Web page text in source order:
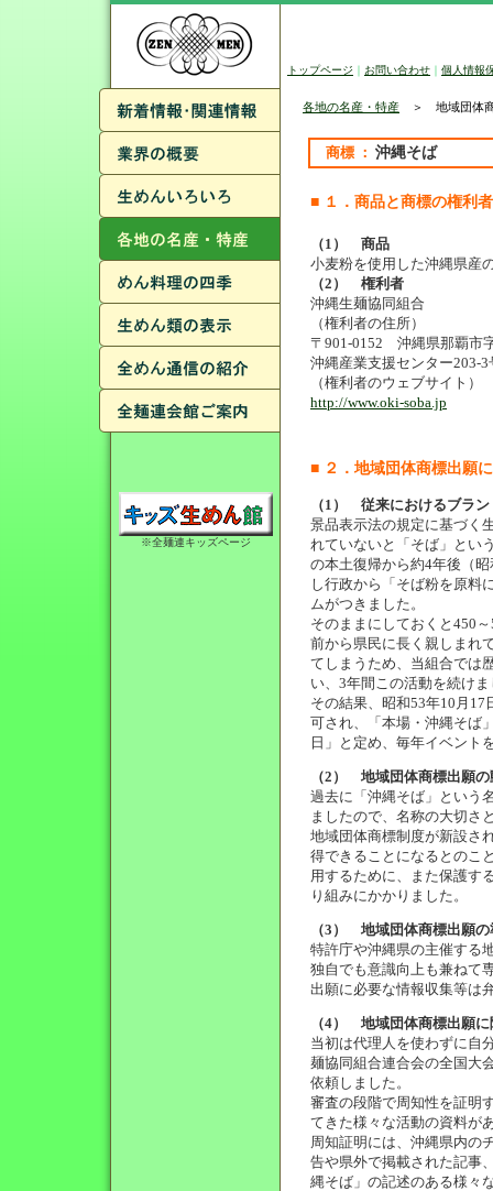
※全麺連キッズページ
トップページ ｜ お問い合わせ ｜ 個人情報
各地の名産・特産 ＞ 地域団体商
商標 ： 沖縄そば
■ １．商品と商標の権利者
（1） 商品
小麦粉を使用した沖縄県産
（2） 権利者
沖縄生麺協同組合
（権利者の住所）
〒901-0152 沖縄県那覇市
沖縄産業支援センター203-3
（権利者のウェブサイト）
http://www.oki-soba.jp
■ ２．地域団体商標出願
（1） 従来におけるブラ
景品表示法の規定に基づく
れていないと「そば」とい
の本土復帰から約4年後（
し行政から「そば粉を原料
ムがつきました。
そのままにしておくと450
前から県民に長く親しまれ
てしまうため、当組合では
い、3年間この活動を続け
その結果、昭和53年10月
可され、「本場・沖縄そば
日」と定め、毎年イベント
（2） 地域団体商標出願の
過去に「沖縄そば」という
ましたので、名称の大切さ
地域団体商標制度が新設さ
得できることになるとのこ
用するために、また保護す
り組みにかかりました。
（3） 地域団体商標出願の
特許庁や沖縄県の主催する
独自でも意識向上も兼ねて
出願に必要な情報収集等は
（4） 地域団体商標出願
当初は代理人を使わずに自
麺協同組合連合会の全国大
依頼しました。
審査の段階で周知性を証明
てきた様々な活動の資料が
周知証明には、沖縄県内の
告や県外で掲載された記事
縄そば」の記述のある様々